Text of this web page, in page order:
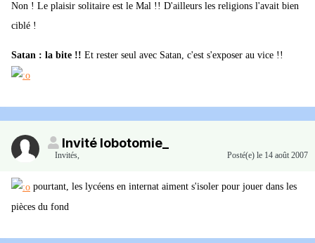
Non ! Le plaisir solitaire est le Mal !! D'ailleurs les religions l'avait bien
ciblé !
Satan : la bite !! Et rester seul avec Satan, c'est s'exposer au vice !!
Invité lobotomie_
Invités, Posté(e) le 14 août 2007
pourtant, les lycéens en internat aiment s'isoler pour jouer dans les
pièces du fond